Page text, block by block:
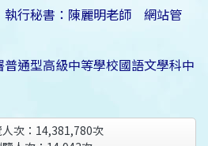
行秘書：陳麗明老師 網站管
通型高級中等學校國語文學科中
次： 14,381,780次